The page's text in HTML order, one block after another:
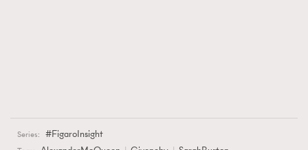
Series: FigaroInsight